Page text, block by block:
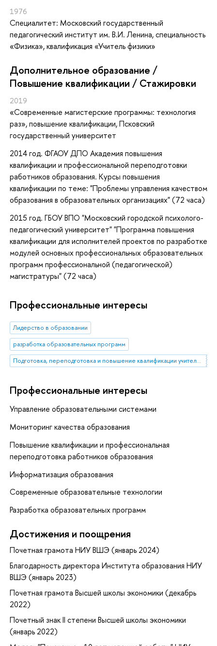
1976
Специалитет: Московский государственный
педагогический институт им. В.И. Ленина, специальность
«Физика», квалификация «Учитель физики»
Дополнительное образование /
Повышение квалификации / Стажировки
2019
«Современные магистерские программы: технология
раз», повышение квалификации, Псковский
государственный университет
2014 год. ФГАОУ ДПО Академия повышения
квалификации и профессиональной переподготовки
работников образования. Курсы повышения
квалификации по теме: "Проблемы управления качеством
образования в образовательных организациях" (72 часа)
2015 год. ГБОУ ВПО "Московский городской психолого-
педагогический университет" "Программа повышения
квалификации для исполнителей проектов по разработке
модулей основных профессиональных образовательных
программ профессиональной (педагогической)
магистратуры" (72 часа)
Профессиональные интересы
Лидерство в образовании
разработка образовательных программ
Подготовка, переподготовка и повышение квалификации учителей и работников образовательных организаций
Профессиональные интересы
Управление образовательными системами
Мониторинг качества образования
Повышение квалификации и профессиональная
переподготовка работников образования
Информатизация образования
Современные образовательные технологии
Разработка образовательных программ
Достижения и поощрения
Почетная грамота НИУ ВШЭ (январь 2024)
Благодарность директора Института образования НИУ
ВШЭ (январь 2023)
Почетная грамота Высшей школы экономики (декабрь
2022)
Почетный знак II степени Высшей школы экономики
(январь 2022)